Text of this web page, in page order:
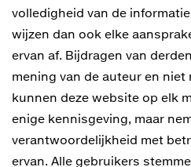
volledigheid van de
wijzen dan ook elke
ervan af. Bijdragen van
mening van de auteur en niet
kunnen deze website op elk
enige kennisgeving, maar
verantwoordelijkheid met
ervan. Alle gebruikers